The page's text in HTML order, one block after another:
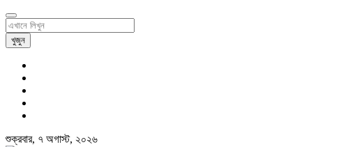
খুজুন
শুক্রবার, ৭ অগাস্ট, ২০২৬